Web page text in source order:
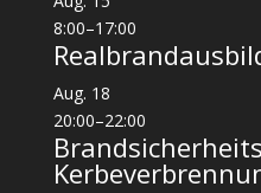
8:00–17:00
Aug. 18
20:00–22:00